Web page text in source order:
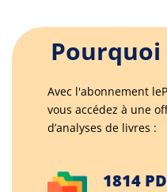
Pourquoi
Avec l'abonnement
vous accédez à une
d’analyses de livres :
1814